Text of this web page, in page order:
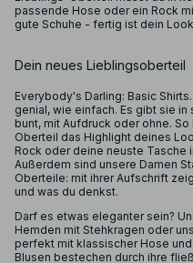
passende Hose oder ein Rock
gute Schuhe - fertig ist dein
Dein neues Lieblingsoberteil
Everybody's Darling: Basic
genial, wie einfach. Es gibt sie
bunt, mit Aufdruck oder ohne.
Oberteil das Highlight deines
Rock oder deine neuste Tasche
Außerdem sind unsere Damen
Oberteile: mit ihrer Aufschrift
und was du denkst.
Darf es etwas eleganter sein?
Hemden mit Stehkragen oder
perfekt mit klassischer Hose
Blusen bestechen durch ihre